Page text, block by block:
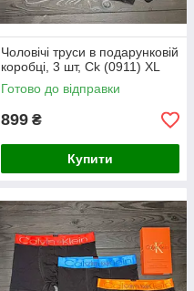
Чоловічі труси в подарунковій
коробці, 3 шт, Ck (0911) XL
Готово до відправки
899 ₴
Купити